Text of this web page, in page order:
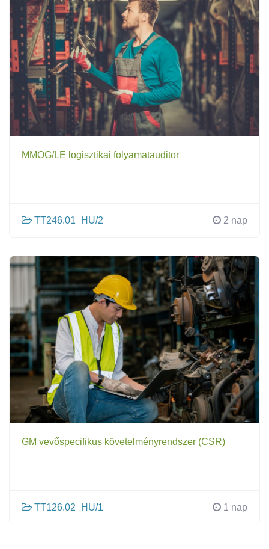
MMOG/LE logisztikai folyamatauditor
TT246.01_HU/2 2 nap
GM vevőspecifikus követelményrendszer (CSR)
TT126.02_HU/1 1 nap